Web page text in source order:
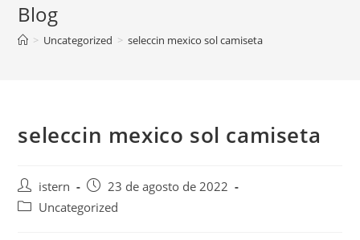
Blog
> Uncategorized > seleccin mexico sol camiseta
seleccin mexico sol camiseta
Autor
de
istern
Publicación
de
23 de agosto de 2022
Categoría
Uncategorized